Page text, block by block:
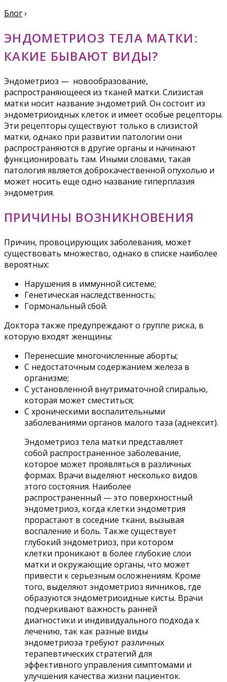
Блог›
ЭНДОМЕТРИОЗ ТЕЛА МАТКИ:
КАКИЕ БЫВАЮТ ВИДЫ?
Эндометриоз — новообразование,
распространяющееся из тканей матки. Слизистая
матки носит название эндометрий. Он состоит из
эндометриоидных клеток и имеет особые рецепторы.
Эти рецепторы существуют только в слизистой
матки, однако при развитии патологии они
распространяются в другие органы и начинают
функционировать там. Иными словами, такая
патология является доброкачественной опухолью и
может носить еще одно название гиперплазия
эндометрия.
ПРИЧИНЫ ВОЗНИКНОВЕНИЯ
Причин, провоцирующих заболевания, может
существовать множество, однако в списке наиболее
вероятных:
Нарушения в иммунной системе;
Генетическая наследственность;
Гормональный сбой.
Доктора также предупреждают о группе риска, в
которую входят женщины:
Перенесшие многочисленные аборты;
С недостаточным содержанием железа в
организме;
С установленной внутриматочной спиралью,
которая может сместиться;
С хроническими воспалительными
заболеваниями органов малого таза (аднексит).
Эндометриоз тела матки представляет
собой распространенное заболевание,
которое может проявляться в различных
формах. Врачи выделяют несколько видов
этого состояния. Наиболее
распространенный — это поверхностный
эндометриоз, когда клетки эндометрия
прорастают в соседние ткани, вызывая
воспаление и боль. Также существует
глубокий эндометриоз, при котором
клетки проникают в более глубокие слои
матки и окружающие органы, что может
привести к серьезным осложнениям. Кроме
того, выделяют эндометриоз яичников, где
образуются эндометриоидные кисты. Врачи
подчеркивают важность ранней
диагностики и индивидуального подхода к
лечению, так как разные виды
эндометриоза требуют различных
терапевтических стратегий для
эффективного управления симптомами и
улучшения качества жизни пациенток.